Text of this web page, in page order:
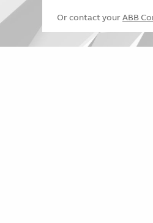
Or contact your ABB